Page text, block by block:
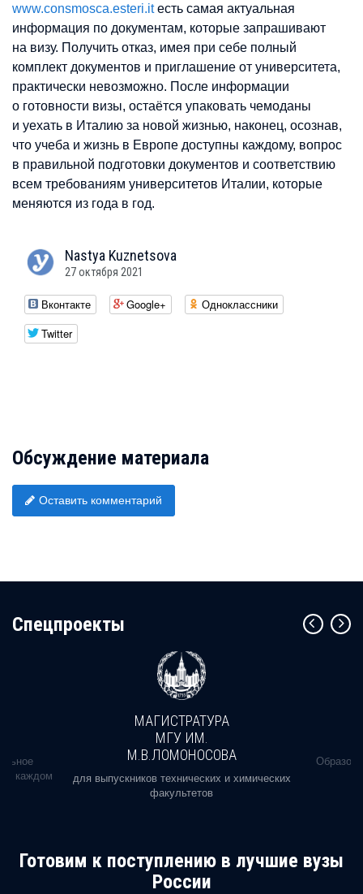
www.consmosca.esteri.itесть самая актуальная
информация по документам, которые запрашивают
на визу. Получить отказ, имея при себе полный
комплект документов и приглашение от университета,
практически невозможно. После информации
о готовности визы, остаётся упаковать чемоданы
и уехать в Италию за новой жизнью, наконец, осознав,
что учеба и жизнь в Европе доступны каждому, вопрос
в правильной подготовки документов и соответствию
всем требованиям университетов Италии, которые
меняются из года в год.
Nastya Kuznetsova
27 октября 2021
Вконтакте Google+
Одноклассники
Twitter
Обсуждение материала
Оставить комментарий
Cпецпроекты
в каждом
МАГИСТРАТУРА
МГУ ИМ.
М.В.ЛОМОНОСОВА
для выпускников технических и химических
факультетов
Готовим к поступлению в лучшие вузы
России